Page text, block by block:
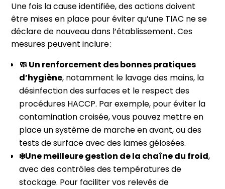
Une fois la cause identifiée, des actions doivent
être mises en place pour éviter qu’une TIAC ne se
déclare de nouveau dans l’établissement. Ces
mesures peuvent inclure :
🧼 Un renforcement des bonnes pratiques
d’hygiène, notamment le lavage des mains, la
désinfection des surfaces et le respect des
procédures HACCP. Par exemple, pour éviter la
contamination croisée, vous pouvez mettre en
place un système de marche en avant, ou des
tests de surface avec des lames gélosées.
❄️Une meilleure gestion de la chaîne du froid,
avec des contrôles des températures de
stockage. Pour faciliter vos relevés de